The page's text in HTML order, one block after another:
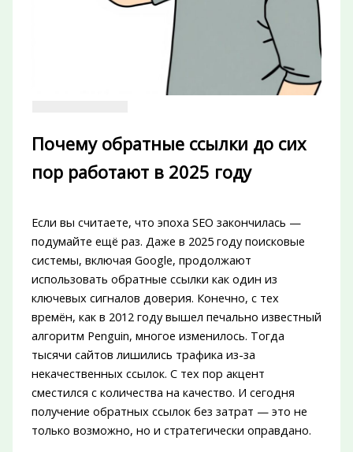
Почему обратные ссылки до сих
пор работают в 2025 году
Если вы считаете, что эпоха SEO закончилась —
подумайте ещё раз. Даже в 2025 году поисковые
системы, включая Google, продолжают
использовать обратные ссылки как один из
ключевых сигналов доверия. Конечно, с тех
времён, как в 2012 году вышел печально известный
алгоритм Penguin, многое изменилось. Тогда
тысячи сайтов лишились трафика из-за
некачественных ссылок. С тех пор акцент
сместился с количества на качество. И сегодня
получение обратных ссылок без затрат — это не
только возможно, но и стратегически оправдано.